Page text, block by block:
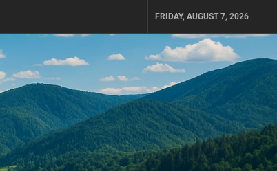
FRIDAY, AUGUST 7, 2026